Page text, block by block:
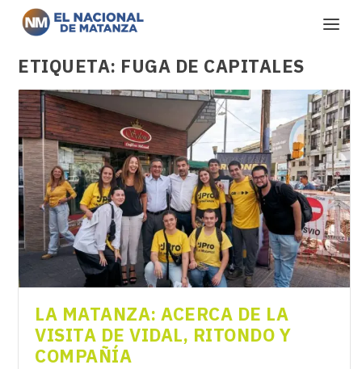
ETIQUETA: FUGA DE CAPITALES
LA MATANZA: ACERCA DE LA
VISITA DE VIDAL, RITONDO Y
COMPAÑÍA